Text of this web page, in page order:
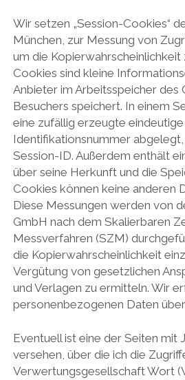
Wir setzen „Session-Cookies“
München, zur Messung von
um die Kopierwahrscheinlichkeit
Cookies sind kleine
Anbieter im Arbeitsspeicher des
Besuchers speichert. In einem
eine zufällig erzeugte eindeutige
Identifikationsnummer
Session-ID. Außerdem enthält
über seine Herkunft und die
Cookies können keine anderen
Diese Messungen werden von
GmbH nach dem Skalierbaren
Messverfahren (SZM)
die Kopierwahrscheinlichkeit
Vergütung von gesetzlichen
und Verlagen zu ermitteln. Wir
personenbezogenen Daten
Eventuell ist eine der Seiten mit
versehen, über die ich die
Verwertungsgesellschaft Wort